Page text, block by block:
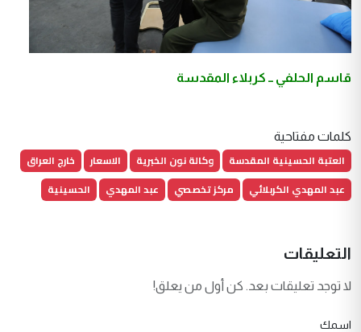
قاسم الحلفي ــ كربلاء المقدسة
كلمات مفتاحية
العتبة الحسينية المقدسة وكالة نون الخبرية الاسعار
خارج العراق
عبد المهدي الكربلائي
مركز تخصصي عبد المهدي الحسينية
التعليقات
لا توجد تعليقات بعد. كن أول من يعلق!
اسمك